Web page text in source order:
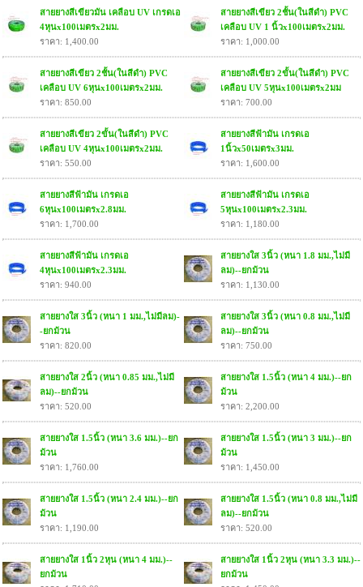
สายยางสีเขียวมัน เคลือบ UV เกรดเอ
4หุนx100เมตรx2มม.
ราคา: 1,400.00
สายยางสีเขียว 2ชั้น(ในสีดำ) PVC
เคลือบ UV 1 นิ้วx100เมตรx2มม.
ราคา: 1,000.00
สายยางสีเขียว 2ชั้น(ในสีดำ) PVC
เคลือบ UV 6หุนx100เมตรx2มม.
ราคา: 850.00
สายยางสีเขียว 2ขั้น(ในสีดำ) PVC
เคลือบ UV 5หุนx100เมตรx2มม
ราคา: 700.00
สายยางสีเขียว 2ขั้น(ในสีดำ) PVC
เคลือบ UV 4หุนx100เมตรx2มม.
ราคา: 550.00
สายยางสีฟ้ามัน เกรดเอ
1นิ้วx50เมตรx3มม.
ราคา: 1,600.00
สายยางสีฟ้ามัน เกรดเอ
6หุนx100เมตรx2.8มม.
ราคา: 1,700.00
สายยางสีฟ้ามัน เกรดเอ
5หุนx100เมตรx2.3มม.
ราคา: 1,180.00
สายยางสีฟ้ามัน เกรดเอ
4หุนx100เมตรx2.3มม.
ราคา: 940.00
สายยางใส 3นิ้ว (หนา 1.8 มม.,ไม่มี
ลม)--ยกม้วน
ราคา: 1,130.00
สายยางใส 3นิ้ว (หนา 1 มม.,ไม่มีลม)-
-ยกม้วน
ราคา: 820.00
สายยางใส 3นิ้ว (หนา 0.8 มม.,ไม่มี
ลม)--ยกม้วน
ราคา: 750.00
สายยางใส 2นิ้ว (หนา 0.85 มม.,ไม่มี
ลม)--ยกม้วน
ราคา: 520.00
สายยางใส 1.5นิ้ว (หนา 4 มม.)--ยก
ม้วน
ราคา: 2,200.00
สายยางใส 1.5นิ้ว (หนา 3.6 มม.)--ยก
ม้วน
ราคา: 1,760.00
สายยางใส 1.5นิ้ว (หนา 3 มม.)--ยก
ม้วน
ราคา: 1,450.00
สายยางใส 1.5นิ้ว (หนา 2.4 มม.)--ยก
ม้วน
ราคา: 1,190.00
สายยางใส 1.5นิ้ว (หนา 0.8 มม.,ไม่มี
ลม)--ยกม้วน
ราคา: 520.00
สายยางใส 1นิ้ว 2หุน (หนา 4 มม.)--
ยกม้วน
สายยางใส 1นิ้ว 2หุน (หนา 3.3 มม.)--
ยกม้วน